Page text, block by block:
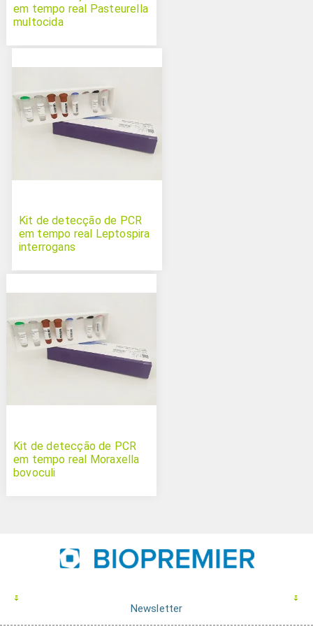
em tempo real Pasteurella
multocida
Kit de detecção de PCR
em tempo real Leptospira
interrogans
Kit de detecção de PCR
em tempo real Moraxella
bovoculi
Newsletter